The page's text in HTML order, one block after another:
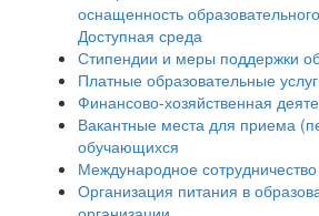
оснащенность
Доступная среда
Стипендии и меры поддержки
Платные образовательные
Финансово-хозяйственная
Вакантные места для приема
обучающихся
Международное сотрудничество
Организация питания в